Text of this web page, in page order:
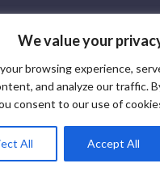
We value your
browsing experience,
and analyze our traffic.
consent to our use of
All Accept All